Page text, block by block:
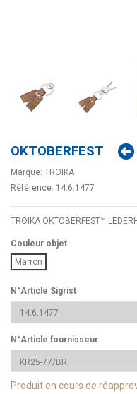
OKTOBERFEST
Marque: TROIKA
Référence: 14.6.1477
TROIKA OKTOBERFEST™
Couleur objet
Marron
N°Article Sigrist
N°Article fournisseur
Produit en cours de